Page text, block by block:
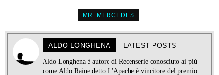
MR. MERCEDES
ALDO LONGHENA LATEST POSTS
Aldo Longhena è autore di Recenserie conosciuto ai più
come Aldo Raine detto L'Apache è vincitore del premio